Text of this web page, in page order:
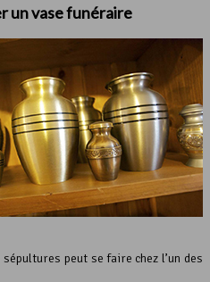
un vase funéraire
peut se faire chez l’un des